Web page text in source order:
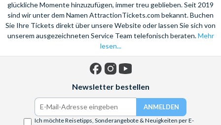
glückliche Momente hinzuzufügen, immer treu geblieben. Seit 2019
sind wir unter dem Namen AttractionTickets.com bekannt. Buchen
Sie Ihre Tickets direkt über unsere Website oder lassen Sie sich von
unserem ausgezeichneten Service Team telefonisch beraten.Mehr
lesen...
Newsletter bestellen
Ich möchte Reisetipps, Sonderangebote & Neuigkeiten per E-